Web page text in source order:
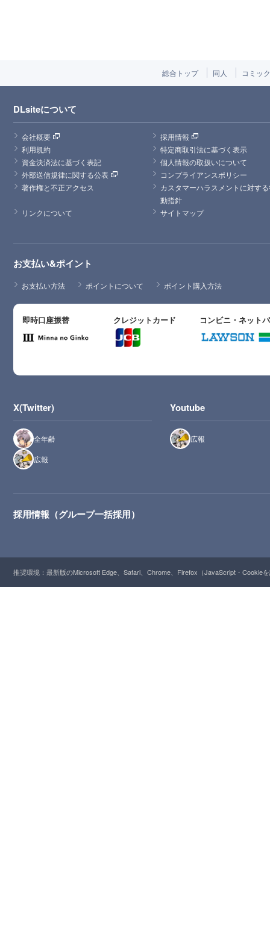
総合トップ 同人 コミッ
DLsiteについて
会社概要
採用情報
利用規約
特定商取引法に基づく表示
資金決済法に基づく表記
個人情報の取扱いについて
外部送信規律に関する公表
コンプライアンスポリシー
著作権と不正アクセス
カスタマーハラスメントに対す
動指針
リンクについて
サイトマップ
お支払い&ポイント
お支払い方法 ポイントについて ポイント購入方法
即時口座振替 クレジットカード コンビニ・ネット
X(Twitter)
全年齢
広報
Youtube
広報
採用情報（グループ一括採用）
推奨環境：最新版のMicrosoft Edge、Safari、Chrome、Firefox（JavaScript・Cookie